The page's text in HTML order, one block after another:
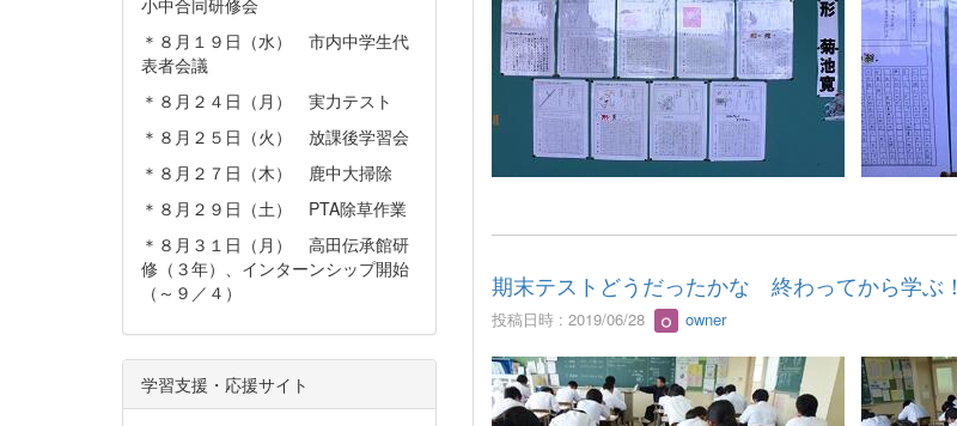
期末テストどうだったかな 終わってから学ぶ！
投稿日時 : 2019/06/28 owner
＊８月１９日（水） 市内中学生代
表者会議
＊８月２４日（月） 実力テスト
＊８月２５日（火） 放課後学習会
＊８月２７日（木） 鹿中大掃除
＊８月２９日（土） PTA除草作業
＊８月３１日（月） 高田伝承館研
修（３年）、インターンシップ開始
（～９／４）
学習支援・応援サイト